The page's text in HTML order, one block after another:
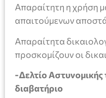
Απαραίτητη η χρήση
απαιτούμενων
Απαραίτητα
προσκομίζουν οι
-Δελτίο
διαβατήριο